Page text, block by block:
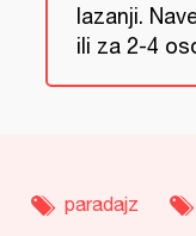
lazanji.
ili za 2-4
paradajz